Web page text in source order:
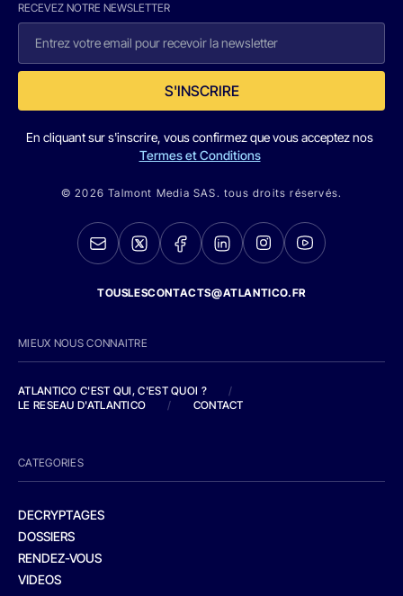
RECEVEZ NOTRE NEWSLETTER
S'INSCRIRE
En cliquant sur s'inscrire, vous confirmez que vous acceptez nos
Termes et Conditions
© 2026 Talmont Media SAS. tous droits réservés.
TOUSLESCONTACTS@ATLANTICO.FR
MIEUX NOUS CONNAITRE
ATLANTICO C'EST QUI, C'EST QUOI ?
/
LE RESEAU D'ATLANTICO
/ CONTACT
CATEGORIES
DECRYPTAGES
DOSSIERS
RENDEZ-VOUS
VIDEOS